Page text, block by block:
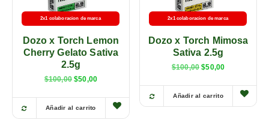
2x1 colaboracion de marca
Dozo x Torch Lemon
Cherry Gelato Sativa
2.5g
$100,00 $50,00
Añadir al carrito
2x1 colaboracion de marca
Dozo x Torch Mimosa
Sativa 2.5g
$100,00 $50,00
Añadir al carrito